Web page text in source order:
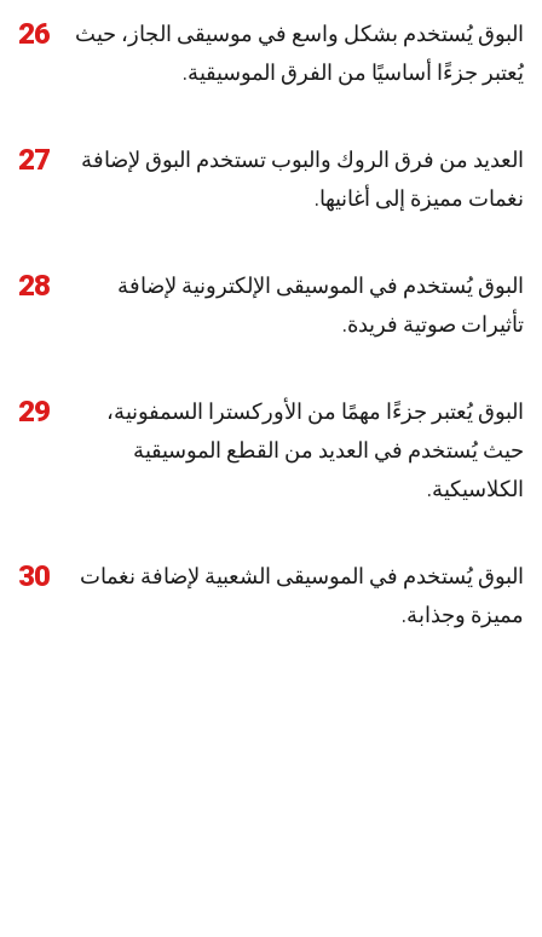
26
البوق يُستخدم بشكل واسع في موسيقى الجاز، حيث
يُعتبر جزءًا أساسيًا من الفرق الموسيقية.
27
العديد من فرق الروك والبوب تستخدم البوق لإضافة
نغمات مميزة إلى أغانيها.
28
البوق يُستخدم في الموسيقى الإلكترونية لإضافة
تأثيرات صوتية فريدة.
29
البوق يُعتبر جزءًا مهمًا من الأوركسترا السمفونية،
حيث يُستخدم في العديد من القطع الموسيقية
الكلاسيكية.
30
البوق يُستخدم في الموسيقى الشعبية لإضافة نغمات
مميزة وجذابة.